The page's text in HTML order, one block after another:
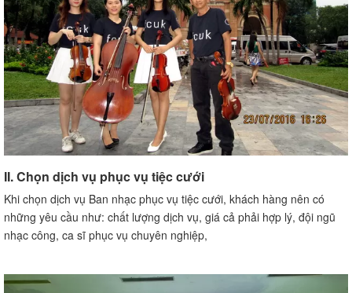
II. Chọn dịch vụ phục vụ tiệc cưới
Khi chọn dịch vụ Ban nhạc phục vụ tiệc cưới, khách hàng nên có
những yêu cầu như: chất lượng dịch vụ, giá cả phải hợp lý, đội ngũ
nhạc công, ca sĩ phục vụ chuyên nghiệp,